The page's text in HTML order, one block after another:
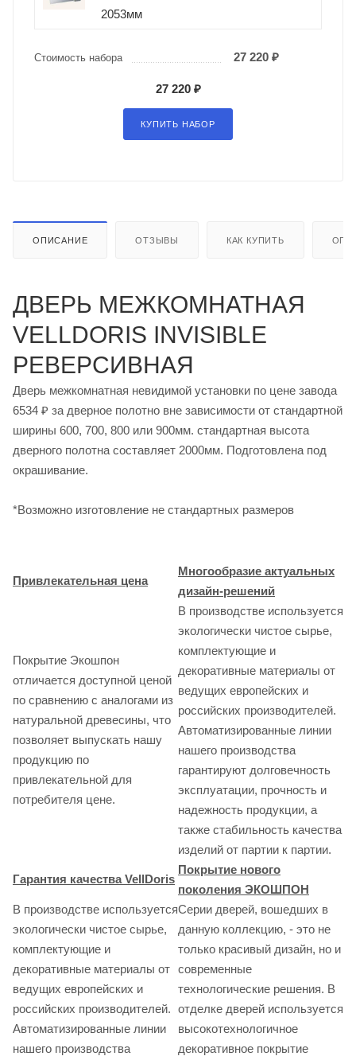
2053мм
Стоимость набора 27 220 ₽
27 220 ₽
КУПИТЬ НАБОР
ОПИСАНИЕ ОТЗЫВЫ КАК КУПИТЬ
ДВЕРЬ МЕЖКОМНАТНАЯ
VELLDORIS INVISIBLE
РЕВЕРСИВНАЯ
Дверь межкомнатная невидимой установки по цене завода
6534 ₽ за дверное полотно вне зависимости от стандартной
ширины 600, 700, 800 или 900мм. стандартная высота
дверного полотна составляет 2000мм. Подготовлена под
окрашивание.
*Возможно изготовление не стандартных размеров
Привлекательная цена
Многообразие актуальных
дизайн-решений
Покрытие Экошпон
отличается доступной ценой
по сравнению с аналогами из
натуральной древесины, что
позволяет выпускать нашу
продукцию по
привлекательной для
потребителя цене.
В производстве используется
экологически чистое сырье,
комплектующие и
декоративные материалы от
ведущих европейских и
российских производителей.
Автоматизированные линии
нашего производства
гарантируют долговечность
эксплуатации, прочность и
надежность продукции, а
также стабильность качества
изделий от партии к партии.
Гарантия качества VellDoris
Покрытие нового
поколения ЭКОШПОН
В производстве используется
экологически чистое сырье,
комплектующие и
декоративные материалы от
ведущих европейских и
российских производителей.
Автоматизированные линии
нашего производства
Серии дверей, вошедших в
данную коллекцию, - это не
только красивый дизайн, но и
современные
технологические решения. В
отделке дверей используется
высокотехнологичное
декоративное покрытие